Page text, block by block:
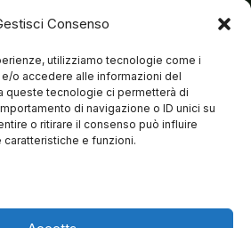
Consenso
utilizziamo tecnologie come i
o accedere alle informazioni del
queste tecnologie ci permetterà di
di navigazione o ID unici su
o ritirare il consenso può influire
e funzioni.